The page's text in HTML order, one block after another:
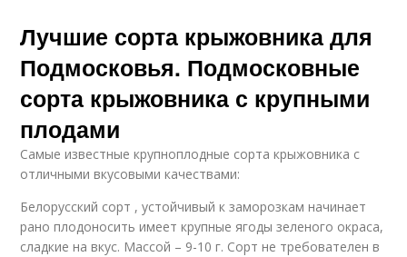
Лучшие сорта крыжовника для
Подмосковья. Подмосковные
сорта крыжовника с крупными
плодами
Самые известные крупноплодные сорта крыжовника с
отличными вкусовыми качествами:
Белорусский сорт , устойчивый к заморозкам начинает
рано плодоносить имеет крупные ягоды зеленого окраса,
сладкие на вкус. Массой – 9-10 г. Сорт не требователен в